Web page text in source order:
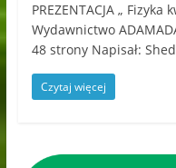
PREZENTACJA „
Wydawnictwo
48 strony Napisał:
Czytaj więcej